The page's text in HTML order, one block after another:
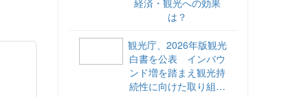
は？
観光庁、2026年版観光
白書を公表 インバウ
ンド増を踏まえ観光持
続性に向けた取り組み